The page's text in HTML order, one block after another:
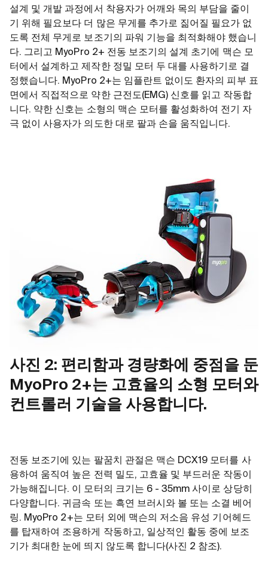
설계 및 개발 과정에서 착용자가 어깨와 목의 부담을 줄이
기 위해 필요보다 더 많은 무게를 추가로 짊어질 필요가 없
도록 전체 무게로 보조기의 파워 기능을 최적화해야 했습니
다. 그리고 MyoPro 2+ 전동 보조기의 설계 초기에 맥슨 모
터에서 설계하고 제작한 정밀 모터 두 대를 사용하기로 결
정했습니다. MyoPro 2+는 임플란트 없이도 환자의 피부 표
면에서 직접적으로 약한 근전도(EMG) 신호를 읽고 작동합
니다. 약한 신호는 소형의 맥슨 모터를 활성화하여 전기 자
극 없이 사용자가 의도한 대로 팔과 손을 움직입니다.
사진 2: 편리함과 경량화에 중점을 둔
MyoPro 2+는 고효율의 소형 모터와
컨트롤러 기술을 사용합니다.
전동 보조기에 있는 팔꿈치 관절은 맥슨 DCX19 모터를 사
용하여 움직여 높은 전력 밀도, 고효율 및 부드러운 작동이
가능해집니다. 이 모터의 크기는 6 - 35mm 사이로 상당히
다양합니다. 귀금속 또는 흑연 브러시와 볼 또는 소결 베어
링. MyoPro 2+는 모터 외에 맥슨의 저소음 유성 기어헤드
를 탑재하여 조용하게 작동하고, 일상적인 활동 중에 보조
기가 최대한 눈에 띄지 않도록 합니다(사진 2 참조).